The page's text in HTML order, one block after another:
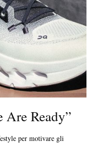
Are Ready”
per motivare gli